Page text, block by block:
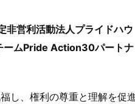
非営利活動法人プライドハウ
ームPride Action30パートナ
し、権利の尊重と理解を促